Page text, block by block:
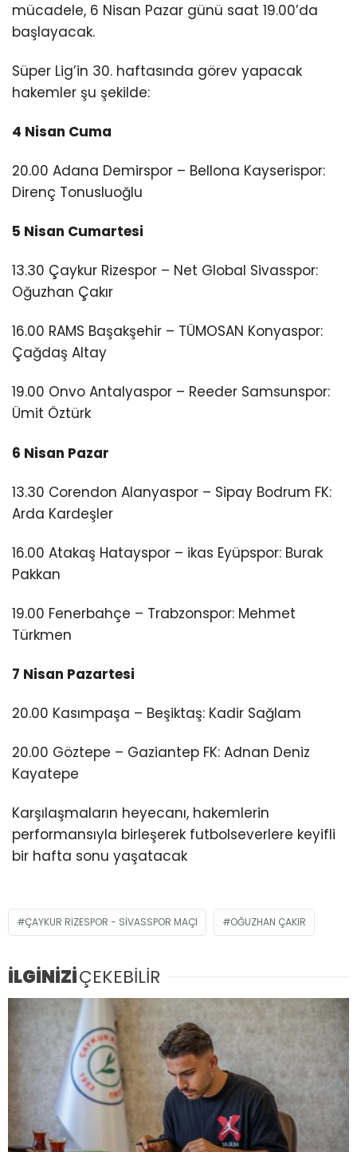
mücadele, 6 Nisan Pazar günü saat 19.00’da
başlayacak.
Süper Lig’in 30. haftasında görev yapacak
hakemler şu şekilde:
4 Nisan Cuma
20.00 Adana Demirspor – Bellona Kayserispor:
Direnç Tonusluoğlu
5 Nisan Cumartesi
13.30 Çaykur Rizespor – Net Global Sivasspor:
Oğuzhan Çakır
16.00 RAMS Başakşehir – TÜMOSAN Konyaspor:
Çağdaş Altay
19.00 Onvo Antalyaspor – Reeder Samsunspor:
Ümit Öztürk
6 Nisan Pazar
13.30 Corendon Alanyaspor – Sipay Bodrum FK:
Arda Kardeşler
16.00 Atakaş Hatayspor – ikas Eyüpspor: Burak
Pakkan
19.00 Fenerbahçe – Trabzonspor: Mehmet
Türkmen
7 Nisan Pazartesi
20.00 Kasımpaşa – Beşiktaş: Kadir Sağlam
20.00 Göztepe – Gaziantep FK: Adnan Deniz
Kayatepe
Karşılaşmaların heyecanı, hakemlerin
performansıyla birleşerek futbolseverlere keyifli
bir hafta sonu yaşatacak
ÇAYKUR RIZESPOR - SIVASSPOR MAÇI OĞUZHAN ÇAKIR
İLGİNİZİÇEKEBİLİR